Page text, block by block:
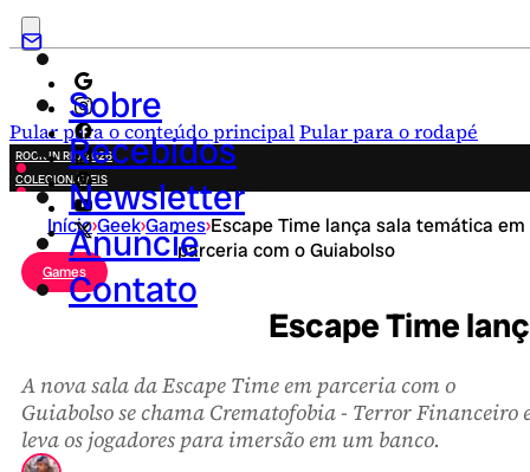
Pular para o conteúdo principalPular para o rodapé
Sobre
Recebidos
Newsletter
Anuncie
Contato
ROCK IN RIO 2026
COLECIONÁVEIS
FESTA JUNINA
NOVIDADES
CAMPANHAS CRIATIVAS
Início›Geek›Games›Escape Time lança sala temática em
parceria com o Guiabolso
Games
Escape Time
A nova sala da Escape Time em parceria com o
Guiabolso se chama Crematofobia - Terror Financeiro
leva os jogadores para imersão em um banco.